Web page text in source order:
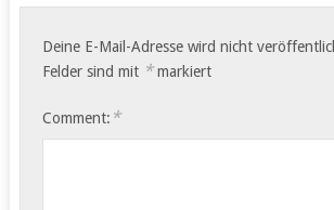
Deine E-Mail-Adresse wird nicht
Felder sind mit *markiert
Comment: *